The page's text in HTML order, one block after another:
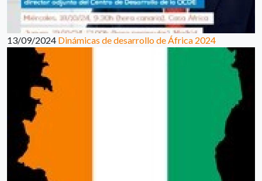
13/09/2024 Dinámicas de desarrollo de África 2024